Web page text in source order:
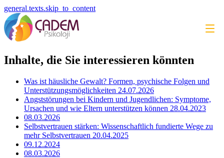
general.texts.skip_to_content
Inhalte, die Sie interessieren könnten
Was ist häusliche Gewalt? Formen, psychische Folgen und
Unterstützungsmöglichkeiten 24.07.2026
Angststörungen bei Kindern und Jugendlichen: Symptome,
Ursachen und wie Eltern unterstützen können 28.04.2023
08.03.2026
Selbstvertrauen stärken: Wissenschaftlich fundierte Wege zu
mehr Selbstvertrauen 20.04.2025
09.12.2024
08.03.2026